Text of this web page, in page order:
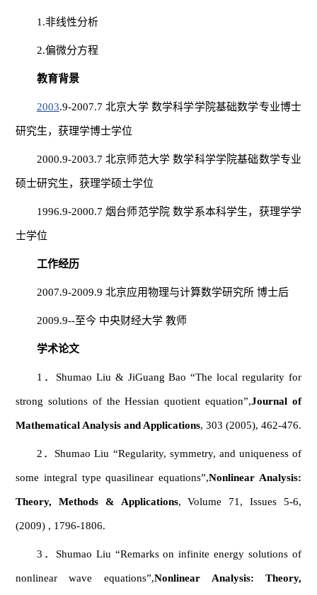
1.非线性分析
2.偏微分方程
教育背景
2003.9-2007.7 北京大学 数学科学学院基础数学专业博士
研究生，获理学博士学位
2000.9-2003.7 北京师范大学 数学科学学院基础数学专业
硕士研究生，获理学硕士学位
1996.9-2000.7 烟台师范学院 数学系本科学生，获理学学
士学位
工作经历
2007.9-2009.9 北京应用物理与计算数学研究所 博士后
2009.9--至今 中央财经大学 教师
学术论文
1．Shumao Liu & JiGuang Bao “The local regularity for
strong solutions of the Hessian quotient equation”,Journal of
Mathematical Analysis and Applications, 303 (2005), 462-476.
2．Shumao Liu “Regularity, symmetry, and uniqueness of
some integral type quasilinear equations”,Nonlinear Analysis:
Theory, Methods & Applications, Volume 71, Issues 5-6,
(2009) , 1796-1806.
3．Shumao Liu “Remarks on infinite energy solutions of
nonlinear wave equations”,Nonlinear Analysis: Theory,